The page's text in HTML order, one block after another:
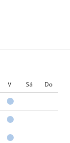
Vi Sá Do